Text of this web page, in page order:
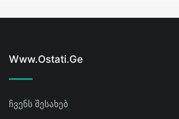
Www.ostati.ge
ჩვენს შესახებ